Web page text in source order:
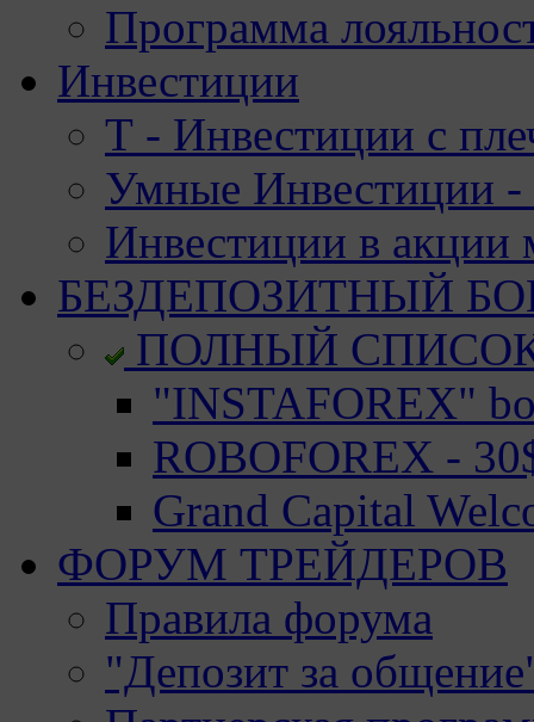
Программа
Инвестиции
Т - Инвестиции с
Умные Инвестиции -
Инвестиции в акции
БЕЗДЕПОЗИТНЫЙ
ПОЛНЫЙ
"INSTAFOREX"
ROBOFOREX -
Grand Capital
ФОРУМ ТРЕЙДЕРОВ
Правила форума
"Депозит за